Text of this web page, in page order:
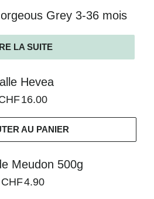
Grey 3-36 mois
LA SUITE
Hevea
16.00
AU PANIER
Meudon 500g
CHF4.90